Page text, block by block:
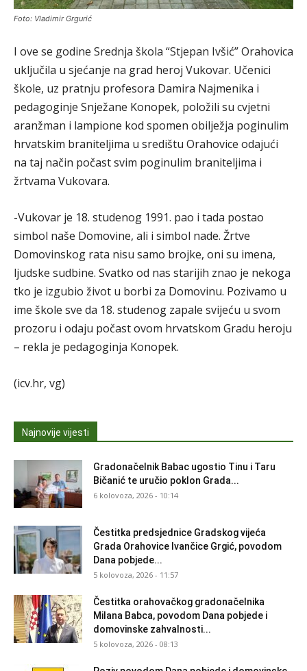
Foto: Vladimir Grgurić
I ove se godine Srednja škola “Stjepan Ivšić” Orahovica
uključila u sjećanje na grad heroj Vukovar. Učenici
škole, uz pratnju profesora Damira Najmenika i
pedagoginje Snježane Konopek, položili su cvjetni
aranžman i lampione kod spomen obilježja poginulim
hrvatskim braniteljima u središtu Orahovice odajući
na taj način počast svim poginulim braniteljima i
žrtvama Vukovara.
-Vukovar je 18. studenog 1991. pao i tada postao
simbol naše Domovine, ali i simbol nade. Žrtve
Domovinskog rata nisu samo brojke, oni su imena,
ljudske sudbine. Svatko od nas starijih znao je nekoga
tko je izgubio život u borbi za Domovinu. Pozivamo u
ime škole sve da 18. studenog zapale svijeću u svom
prozoru i odaju počast ovom hrvatskom Gradu heroju
– rekla je pedagoginja Konopek.
(icv.hr, vg)
Najnovije vijesti
Gradonačelnik Babac ugostio Tinu i Taru
Bičanić te uručio poklon Grada...
6 kolovoza, 2026 - 10:14
Čestitka predsjednice Gradskog vijeća
Grada Orahovice Ivančice Grgić, povodom
Dana pobjede...
5 kolovoza, 2026 - 11:57
Čestitka orahovačkog gradonačelnika
Milana Babca, povodom Dana pobjede i
domovinske zahvalnosti...
5 kolovoza, 2026 - 08:13